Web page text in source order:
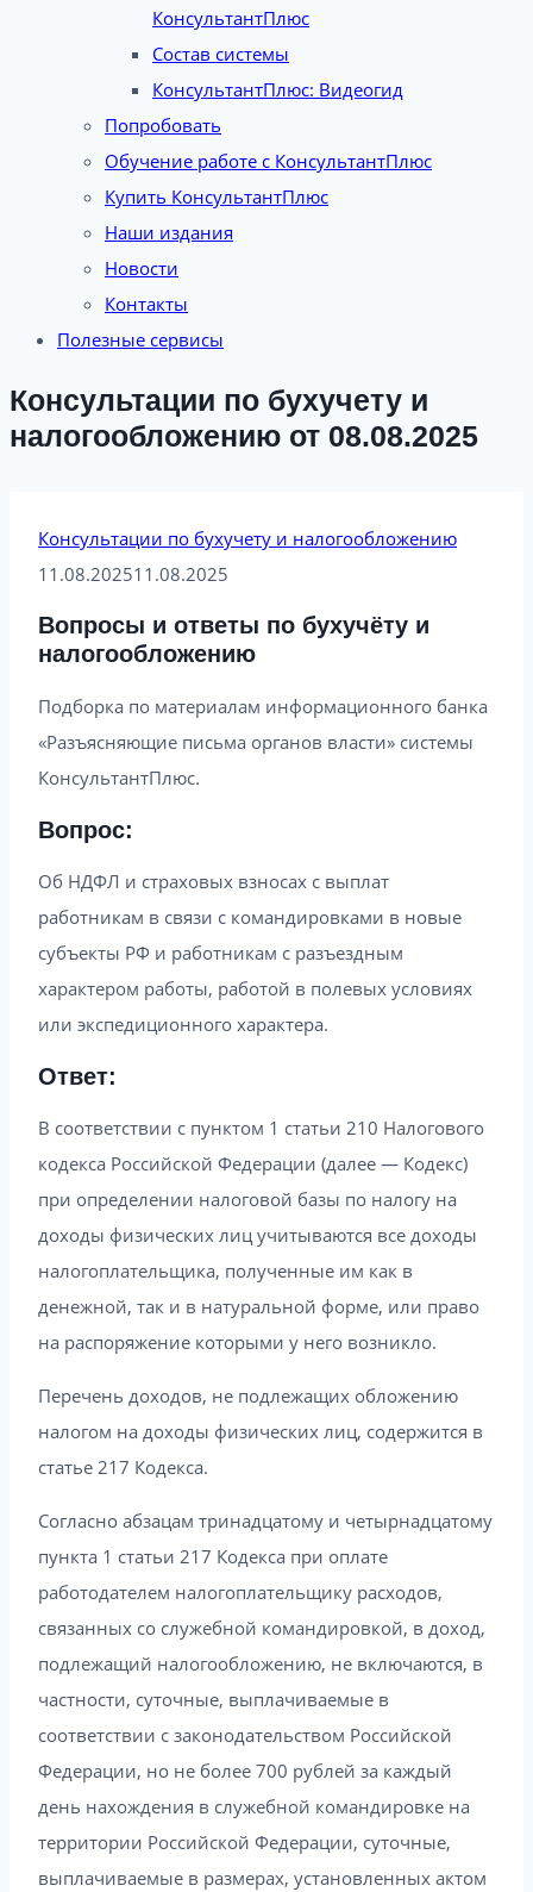
КонсультантПлюс
Состав системы
КонсультантПлюс: Видеогид
Попробовать
Обучение работе с КонсультантПлюс
Купить КонсультантПлюс
Наши издания
Новости
Контакты
Полезные сервисы
Консультации по бухучету и
налогообложению от 08.08.2025
Консультации по бухучету и налогообложению
11.08.202511.08.2025
Вопросы и ответы по бухучёту и
налогообложению
Подборка по материалам информационного банка
«Разъясняющие письма органов власти» системы
КонсультантПлюс.
Вопрос:
Об НДФЛ и страховых взносах с выплат
работникам в связи с командировками в новые
субъекты РФ и работникам с разъездным
характером работы, работой в полевых условиях
или экспедиционного характера.
Ответ:
В соответствии с пунктом 1 статьи 210 Налогового
кодекса Российской Федерации (далее — Кодекс)
при определении налоговой базы по налогу на
доходы физических лиц учитываются все доходы
налогоплательщика, полученные им как в
денежной, так и в натуральной форме, или право
на распоряжение которыми у него возникло.
Перечень доходов, не подлежащих обложению
налогом на доходы физических лиц, содержится в
статье 217 Кодекса.
Согласно абзацам тринадцатому и четырнадцатому
пункта 1 статьи 217 Кодекса при оплате
работодателем налогоплательщику расходов,
связанных со служебной командировкой, в доход,
подлежащий налогообложению, не включаются, в
частности, суточные, выплачиваемые в
соответствии с законодательством Российской
Федерации, но не более 700 рублей за каждый
день нахождения в служебной командировке на
территории Российской Федерации, суточные,
выплачиваемые в размерах, установленных актом